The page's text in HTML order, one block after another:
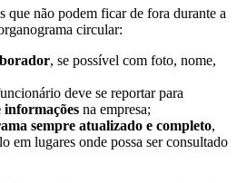
que não podem ficar de fora durante a
circular:
, se possível com foto, nome,
deve se reportar para
na empresa;
sempre atualizado e completo,
em lugares onde possa ser consultado